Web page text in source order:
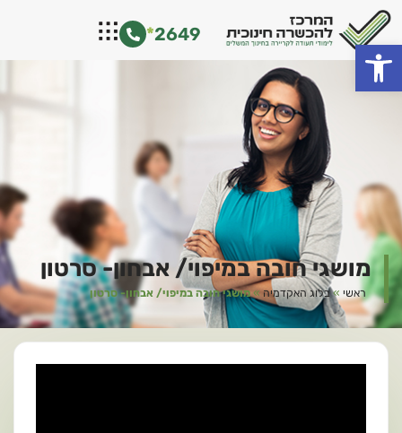
פתח סרגל נגישות
דילוג
לתוכן
2649
*
מושגי חובה במיפוי/ אבחון- סרטון
ראשי »בלוג האקדמיה» מושגי חובה במיפוי/ אבחון- סרטון